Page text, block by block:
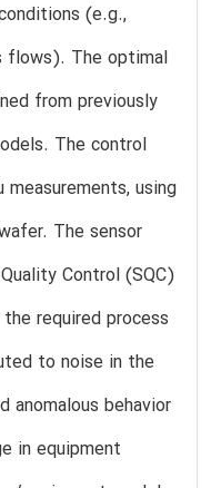
(e.g.,
flows). The optimal
from previously
The control
using
The sensor
Control (SQC)
required process
to noise in the
anomalous behavior
in equipment